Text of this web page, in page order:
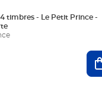
timbres - Le Petit Prince -